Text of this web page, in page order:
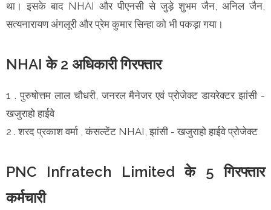
था। इसके बाद NHAI और पीएनसी से जुड़े शुभम जैन, अनिल जैन,
सत्यनारायण अंगलूरी और प्रेम कुमार सिन्हा को भी पकड़ा गया।
NHAI के 2 अधिकारी गिरफ्तार
1 . पुरुषोत्तम लाल चौधरी, जनरल मैनेजर एवं प्रोजेक्ट डायरेक्टर झांसी -
खजुराहो हाईवे
2 . शरद प्रकाश वर्मा , कंसल्टेंट NHAI, झांसी - खजुराहो हाईवे प्रोजेक्ट
PNC Infratech Limited के 5 गिरफ्तार
कर्मचारी